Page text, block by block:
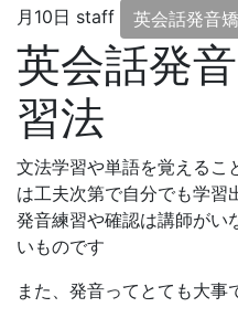
月10日 staff 英会話発音
英会話発
習法
文法学習や単語を覚えるこ
は工夫次第で自分でも学習
発音練習や確認は講師がい
いものです
また、発音ってとても大事